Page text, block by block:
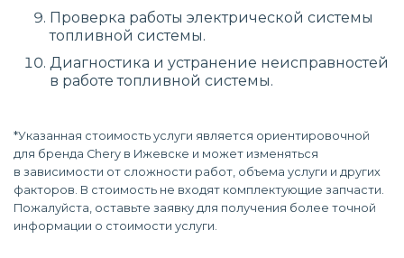
Проверка работы электрической системы
топливной системы.
Диагностика и устранение неисправностей
в работе топливной системы.
*Указанная стоимость услуги является ориентировочной
для бренда Chery в Ижевске и может изменяться
в зависимости от сложности работ, объема услуги и других
факторов. В стоимость не входят комплектующие запчасти.
Пожалуйста, оставьте заявку для получения более точной
информации о стоимости услуги.